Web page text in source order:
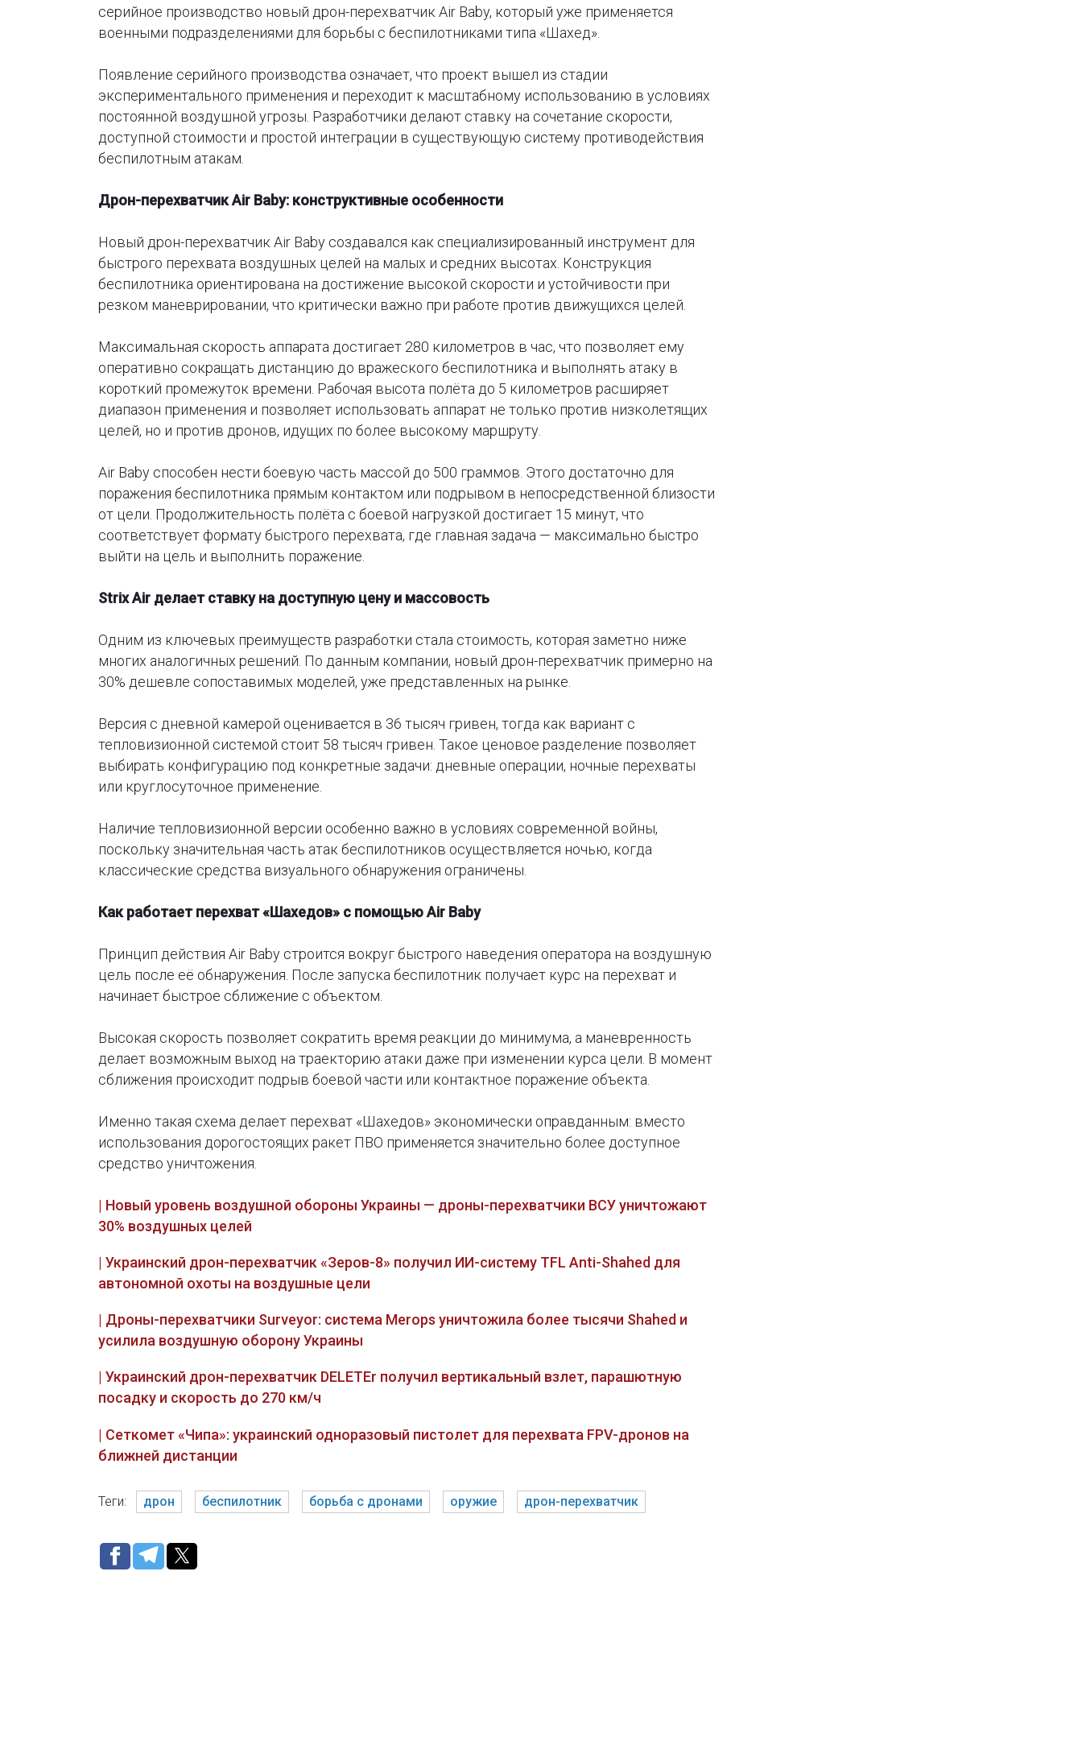
серийное производство новый дрон-перехватчик Air Baby, который уже применяется
военными подразделениями для борьбы с беспилотниками типа «Шахед».
Появление серийного производства означает, что проект вышел из стадии
экспериментального применения и переходит к масштабному использованию в условиях
постоянной воздушной угрозы. Разработчики делают ставку на сочетание скорости,
доступной стоимости и простой интеграции в существующую систему противодействия
беспилотным атакам.
Дрон-перехватчик Air Baby: конструктивные особенности
Новый дрон-перехватчик Air Baby создавался как специализированный инструмент для
быстрого перехвата воздушных целей на малых и средних высотах. Конструкция
беспилотника ориентирована на достижение высокой скорости и устойчивости при
резком маневрировании, что критически важно при работе против движущихся целей.
Максимальная скорость аппарата достигает 280 километров в час, что позволяет ему
оперативно сокращать дистанцию до вражеского беспилотника и выполнять атаку в
короткий промежуток времени. Рабочая высота полёта до 5 километров расширяет
диапазон применения и позволяет использовать аппарат не только против низколетящих
целей, но и против дронов, идущих по более высокому маршруту.
Air Baby способен нести боевую часть массой до 500 граммов. Этого достаточно для
поражения беспилотника прямым контактом или подрывом в непосредственной близости
от цели. Продолжительность полёта с боевой нагрузкой достигает 15 минут, что
соответствует формату быстрого перехвата, где главная задача — максимально быстро
выйти на цель и выполнить поражение.
Strix Air делает ставку на доступную цену и массовость
Одним из ключевых преимуществ разработки стала стоимость, которая заметно ниже
многих аналогичных решений. По данным компании, новый дрон-перехватчик примерно на
30% дешевле сопоставимых моделей, уже представленных на рынке.
Версия с дневной камерой оценивается в 36 тысяч гривен, тогда как вариант с
тепловизионной системой стоит 58 тысяч гривен. Такое ценовое разделение позволяет
выбирать конфигурацию под конкретные задачи: дневные операции, ночные перехваты
или круглосуточное применение.
Наличие тепловизионной версии особенно важно в условиях современной войны,
поскольку значительная часть атак беспилотников осуществляется ночью, когда
классические средства визуального обнаружения ограничены.
Как работает перехват «Шахедов» с помощью Air Baby
Принцип действия Air Baby строится вокруг быстрого наведения оператора на воздушную
цель после её обнаружения. После запуска беспилотник получает курс на перехват и
начинает быстрое сближение с объектом.
Высокая скорость позволяет сократить время реакции до минимума, а маневренность
делает возможным выход на траекторию атаки даже при изменении курса цели. В момент
сближения происходит подрыв боевой части или контактное поражение объекта.
Именно такая схема делает перехват «Шахедов» экономически оправданным: вместо
использования дорогостоящих ракет ПВО применяется значительно более доступное
средство уничтожения.
| Новый уровень воздушной обороны Украины — дроны-перехватчики ВСУ уничтожают
30% воздушных целей
| Украинский дрон-перехватчик «Зеров-8» получил ИИ-систему TFL Anti-Shahed для
автономной охоты на воздушные цели
| Дроны-перехватчики Surveyor: система Merops уничтожила более тысячи Shahed и
усилила воздушную оборону Украины
| Украинский дрон-перехватчик DELETEr получил вертикальный взлет, парашютную
посадку и скорость до 270 км/ч
| Сеткомет «Чипа»: украинский одноразовый пистолет для перехвата FPV-дронов на
ближней дистанции
Теги: дрон беспилотник борьба с дронами оружие дрон-перехватчик